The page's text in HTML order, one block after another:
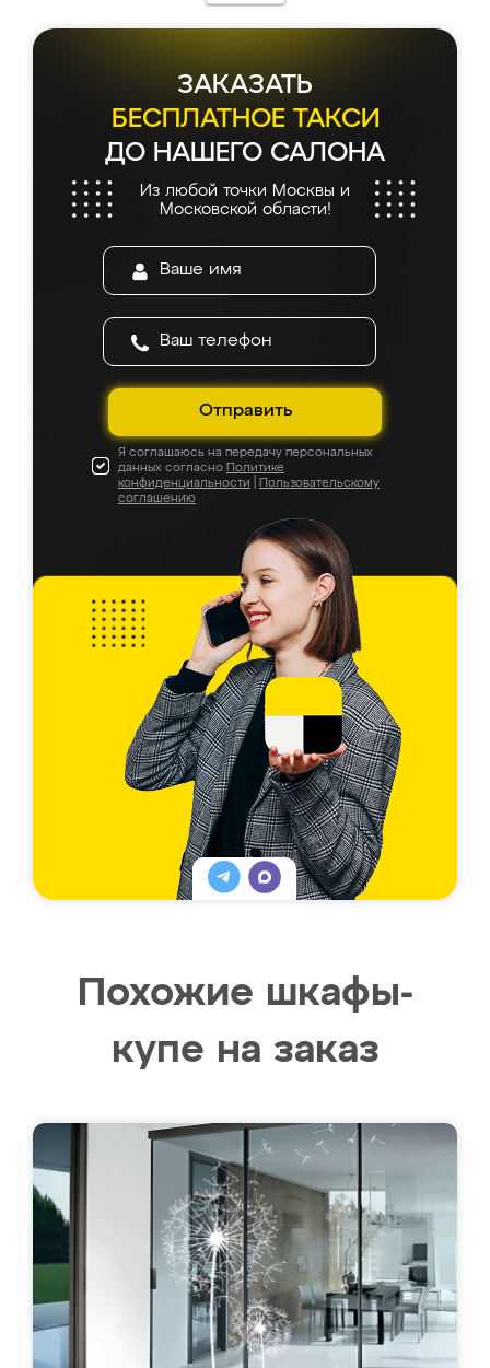
ЗАКАЗАТЬ
БЕСПЛАТНОЕ ТАКСИ
ДО НАШЕГО САЛОНА
Из любой точки Москвы и
Московской области!
Отправить
Я соглашаюсь на передачу персональных
данных согласно Политике
конфиденциальности
Пользовательскому
соглашению
Похожие шкафы-
купе на заказ